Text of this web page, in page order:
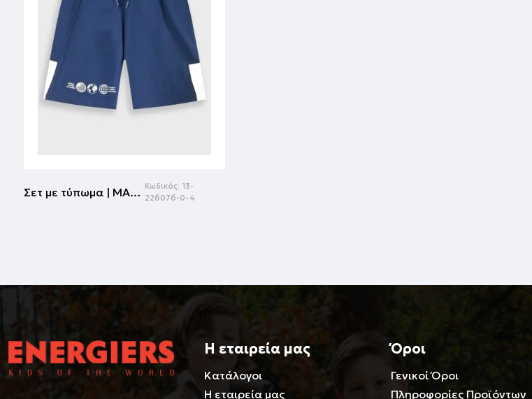
Σετ με τύπωμα | ΜΑΡΕΝ Κωδικός: 13-
226076-0-4
Η εταιρεία μας
Κατάλογοι
Η εταιρεία μας
Όροι
Γενικοί Όροι
Πληροφορίες Προϊόντων